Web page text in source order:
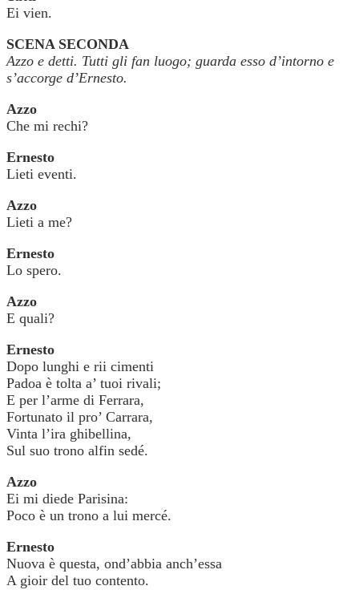
Ei vien.
SCENA SECONDA
Azzo e detti. Tutti gli fan luogo; guarda esso d’intorno e
s’accorge d’Ernesto.
Azzo
Che mi rechi?
Ernesto
Lieti eventi.
Azzo
Lieti a me?
Ernesto
Lo spero.
Azzo
E quali?
Ernesto
Dopo lunghi e rii cimenti
Padoa è tolta a’ tuoi rivali;
E per l’arme di Ferrara,
Fortunato il pro’ Carrara,
Vinta l’ira ghibellina,
Sul suo trono alfin sedé.
Azzo
Ei mi diede Parisina:
Poco è un trono a lui mercé.
Ernesto
Nuova è questa, ond’abbia anch’essa
A gioir del tuo contento.